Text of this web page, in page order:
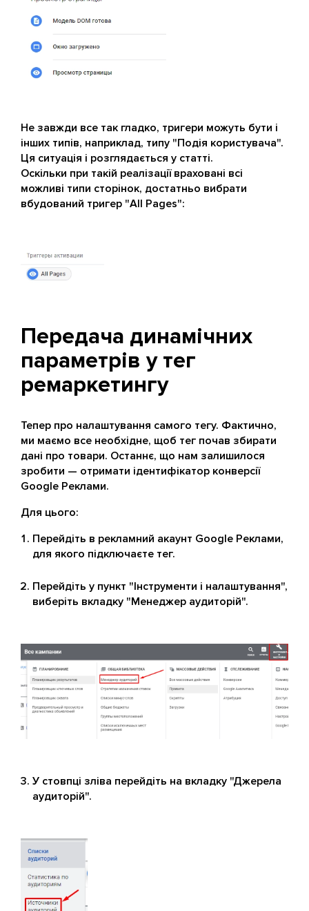
Не завжди все так гладко, тригери можуть бути і
інших типів, наприклад, типу "Подія користувача".
Ця ситуація і розглядається у статті.
Оскільки при такій реалізації враховані всі
можливі типи сторінок, достатньо вибрати
вбудований тригер "All Pages":
Передача динамічних
параметрів у тег
ремаркетингу
Тепер про налаштування самого тегу. Фактично,
ми маємо все необхідне, щоб тег почав збирати
дані про товари. Останнє, що нам залишилося
зробити — отримати ідентифікатор конверсії
Google Реклами.
Для цього:
Перейдіть в рекламний акаунт Google Реклами,
для якого підключаєте тег.
Перейдіть у пункт "Інструменти і налаштування",
виберіть вкладку "Менеджер аудиторій".
У стовпці зліва перейдіть на вкладку "Джерела
аудиторій".